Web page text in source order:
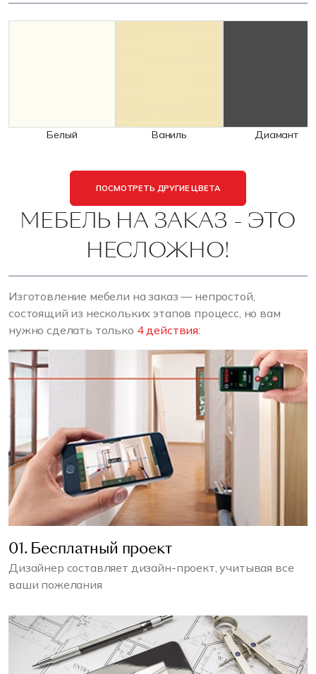
Белый Ваниль Диамант
ПОСМОТРЕТЬ ДРУГИЕ ЦВЕТА
МЕБЕЛЬ НА ЗАКАЗ - ЭТО
НЕСЛОЖНО!
Изготовление мебели на заказ — непростой,
состоящий из нескольких этапов процесс, но вам
нужно сделать только 4 действия:
01. Бесплатный проект
Дизайнер составляет дизайн-проект, учитывая все
ваши пожелания